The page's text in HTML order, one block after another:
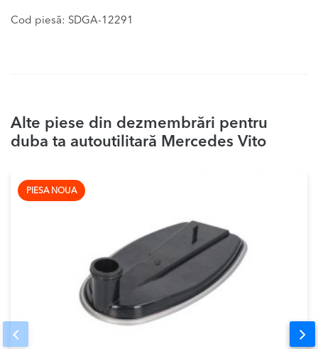
Cod piesă: SDGA-12291
Alte piese din dezmembrări pentru
duba ta autoutilitară Mercedes Vito
PIESA NOUA
Prev